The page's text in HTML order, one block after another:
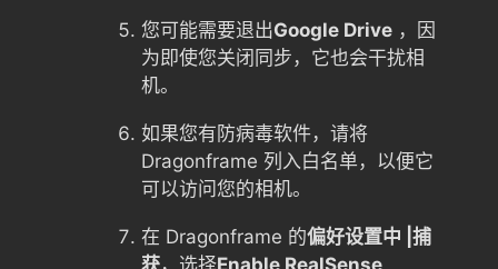
您可能需要退出Google Drive ，因
为即使您关闭同步，它也会干扰相
机。
如果您有防病毒软件，请将
Dragonframe 列入白名单，以便它
可以访问您的相机。
在 Dragonframe 的偏好设置中 |捕
获，选择Enable RealSense